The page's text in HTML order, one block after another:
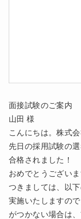
面接試験のご案内
山田 様
こんにちは。株式
先日の採用試験の
合格されました！
おめでとうございま
つきましては、以
実施いたしますの
がつかない場合は